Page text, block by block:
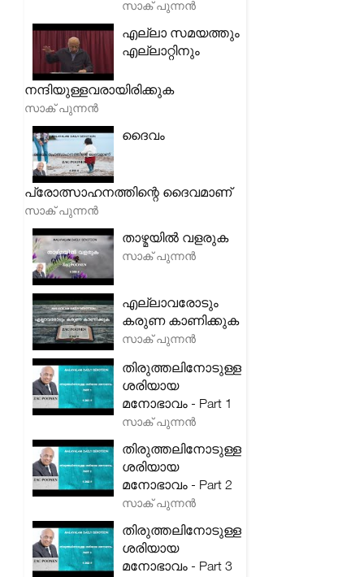
സാക് പുന്നൻ
എല്ലാ സമയത്തും
എല്ലാറ്റിനും
നന്ദിയുള്ളവരായിരിക്കുക
സാക് പുന്നൻ
ദൈവം
പ്രോത്സാഹനത്തിന്റെ ദൈവമാണ്
സാക് പുന്നൻ
താഴ്മയിൽ വളരുക
സാക് പുന്നൻ
എല്ലാവരോടും
കരുണ കാണിക്കുക
സാക് പുന്നൻ
തിരുത്തലിനോടുള്ള
ശരിയായ
മനോഭാവം - Part 1
സാക് പുന്നൻ
തിരുത്തലിനോടുള്ള
ശരിയായ
മനോഭാവം - Part 2
സാക് പുന്നൻ
തിരുത്തലിനോടുള്ള
ശരിയായ
മനോഭാവം - Part 3